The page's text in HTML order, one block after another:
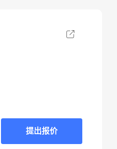
提出报价